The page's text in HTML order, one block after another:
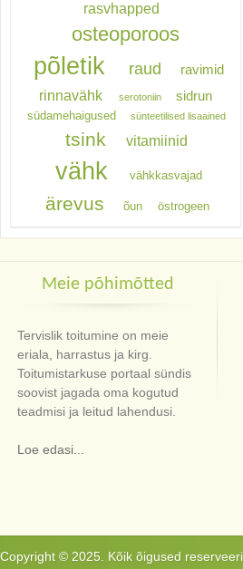
rasvhapped
osteoporoos
põletik raud ravimid
rinnavähk serotoniin sidrun
südamehaigused sünteetilised lisaained
tsink vitamiinid
vähk vähkkasvajad
ärevus õun östrogeen
Meie põhimõtted
Tervislik toitumine on meie
eriala, harrastus ja kirg.
Toitumistarkuse portaal sündis
soovist jagada oma kogutud
teadmisi ja leitud lahendusi.
Loe edasi...
Copyright © 2025. Kõik õigused